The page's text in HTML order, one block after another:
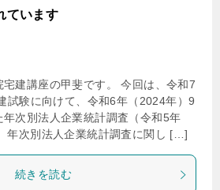
ています
宅建講座の甲斐です。 今回は、令和7
試験に向けて、令和6年（2024年）9
年次別法人企業統計調査（令和5年
年次別法人企業統計調査に関し […]
続きを読む